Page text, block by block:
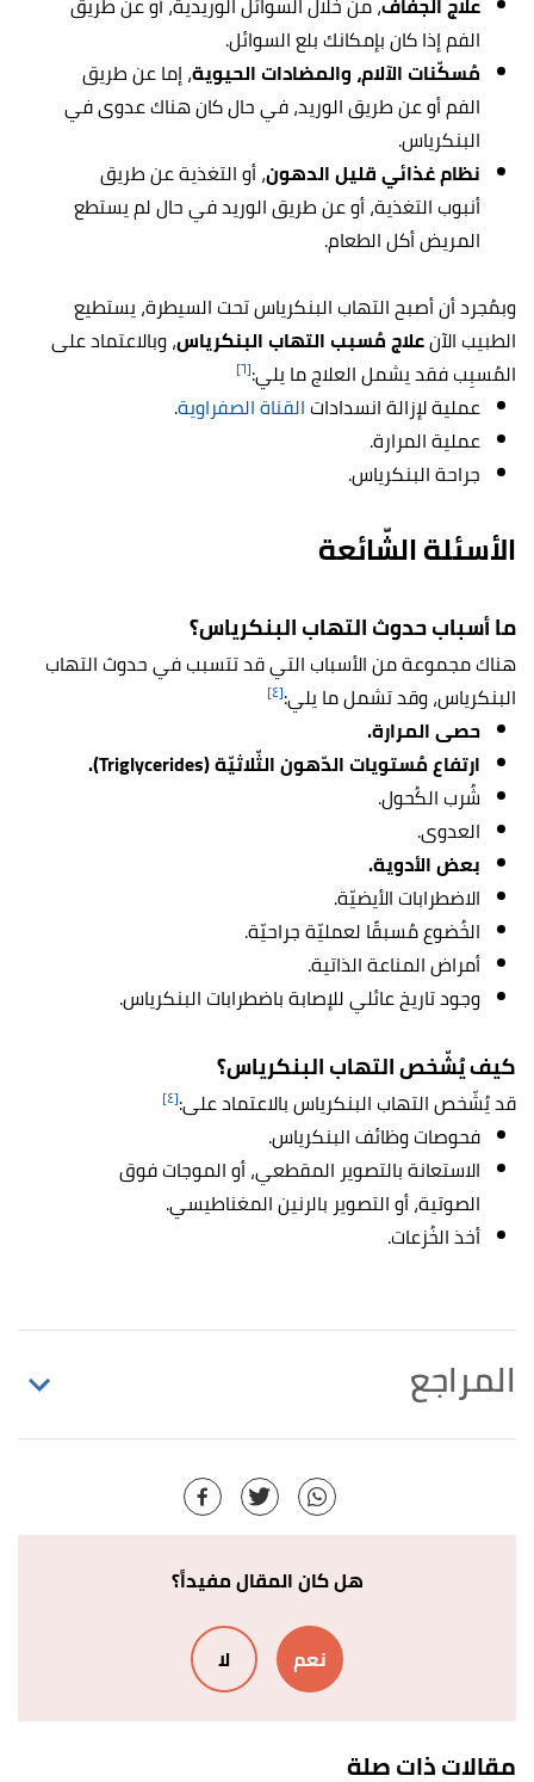
الفم إذا كان بإمكانك بلع السوائل.
مُسكّنات الآلام، والمضادات الحيوية، إما عن طريق
الفم أو عن طريق الوريد، في حال كان هناك عدوى في
البنكرياس.
نظام غذائي قليل الدهون، أو التغذية عن طريق
أنبوب التغذية، أو عن طريق الوريد في حال لم يستطع
المريض أكل الطعام.
وبمُجرد أن أصبح التهاب البنكرياس تحت السيطرة، يستطيع
الطبيب الآنعلاج مُسبب التهاب البنكرياس، وبالاعتماد على
المُسبِب فقد يشمل العلاج ما يلي:[٦]
عملية لإزالة انسداداتالقناة الصفراوية.
عملية المرارة.
جراحة البنكرياس.
الأسئلة الشّائعة
ما أسباب حدوث التهاب البنكرياس؟
هناك مجموعة من الأسباب التي قد تتسبب في حدوث التهاب
البنكرياس، وقد تشمل ما يلي:[٤]
حصى المرارة.
ارتفاع مُستويات الدّهون الثّلاثيّة (Triglycerides).
شُرب الكُحول.
العدوى.
بعض الأدوية.
الاضطرابات الأيضيّة.
الخُضوع مُسبقًا لعمليّة جراحيّة.
أمراض المناعة الذاتية.
وجود تاريخ عائلي للإصابة باضطرابات البنكرياس.
كيف يُشّخص التهاب البنكرياس؟
قد يُشّخص التهاب البنكرياس بالاعتماد على:[٤]
فحوصات وظائف البنكرياس.
الاستعانة بالتصوير المقطعي، أو الموجات فوق
الصوتية، أو التصوير بالرنين المغناطيسي.
أخذ الخُزعات.
المراجع
emedicinehealth , Retrieved 27/2/2021. Edited.
↑
"Symptoms & Causes of Pancreatitis"
,niddk nih,
Retrieved 27/2/2021. Edited.
patient, 6/10/2020,
Retrieved 27/2/2021. Edited.
^
"Pancreatitis"
,webmd, 12/10/2019,
Retrieved 27/2/2021. Edited.
هل كان المقال مفيداً؟
نعم لا
مقالات ذات صلة